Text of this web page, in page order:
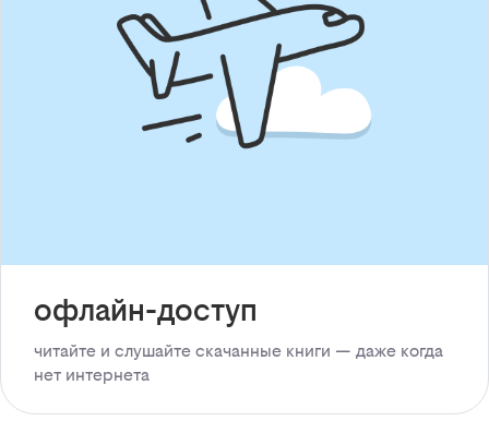
офлайн-доступ
читайте и слушайте скачанные книги — даже когда
нет интернета